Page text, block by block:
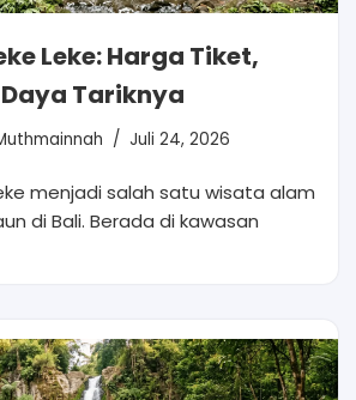
Leke: Harga Tiket,
Tariknya
Juli 24, 2026
menjadi salah satu wisata alam
di Bali. Berada di kawasan